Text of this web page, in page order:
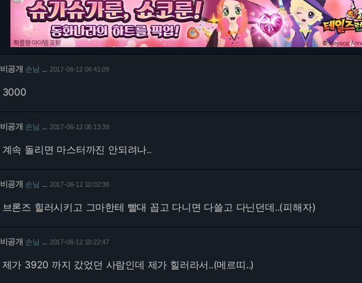
비공개 손님 2017-06-12 04:41:09
3000
비공개 손님 2017-06-12 06:13:39
계속 돌리면 마스터까진 안되려나..
비공개 손님 2017-06-12 10:02:38
브론즈 힐러시키고 그마한테 빨대 꼽고 다니면 다쓸고 다닌던데..(피해자)
비공개 손님 2017-06-12 10:22:47
제가 3920 까지 갔었던 사람인데 제가 힐러라서..(메르띠..)